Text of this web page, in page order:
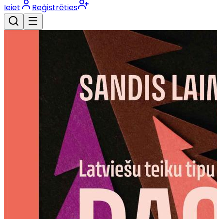
Ieiet Reģistrēties